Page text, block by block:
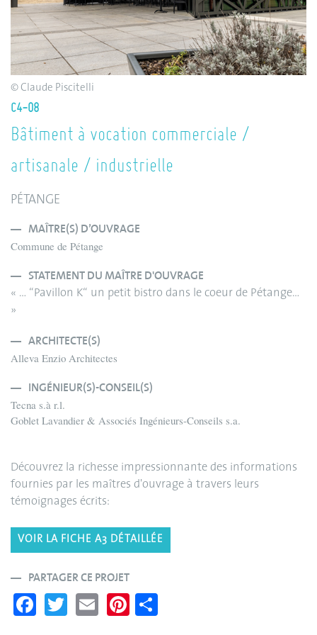
C4-08
Bâtiment à vocation commerciale /
artisanale / industrielle
PÉTANGE
MAÎTRE(S) D’OUVRAGE
Commune de Pétange
STATEMENT DU MAÎTRE D'OUVRAGE
« … “Pavillon K“ un petit bistro dans le coeur de Pétange…
»
ARCHITECTE(S)
Alleva Enzio Architectes
INGÉNIEUR(S)-CONSEIL(S)
Tecna s.à r.l.
Goblet Lavandier & Associés Ingénieurs-Conseils s.a.
Découvrez la richesse impressionnante des informations
fournies par les maîtres d'ouvrage à travers leurs
témoignages écrits:
VOIR LA FICHE A3 DÉTAILLÉE
PARTAGER CE PROJET
Fa
ce
T
wi
E
m
Pi
nt
© Claude Piscitelli